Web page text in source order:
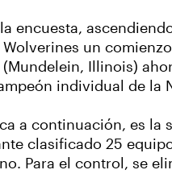
encuesta,
un
Illinois)
individual de la
a continuación, es la
clasificado 25
Para el control, se